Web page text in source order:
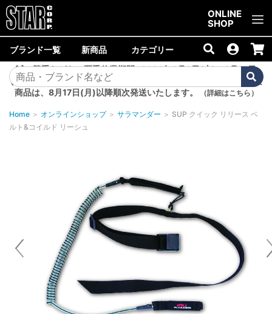
ONLINE
SHOP
ブランド一覧 新商品 カテゴリー
誠に勝手ながら、夏季休業期間<2026年8月8日(土)～8月16日
(日)>中は商品の発送を休止いたします。8月7日(金)以降のご注文
商品は、8月17日(月)以降順次発送いたします。
（詳細はこちら）
Home ＞ オンラインショップ ＞ サラマンダー ＞ SUP クイック リリース ベ
ルト&コイルド リーシュ